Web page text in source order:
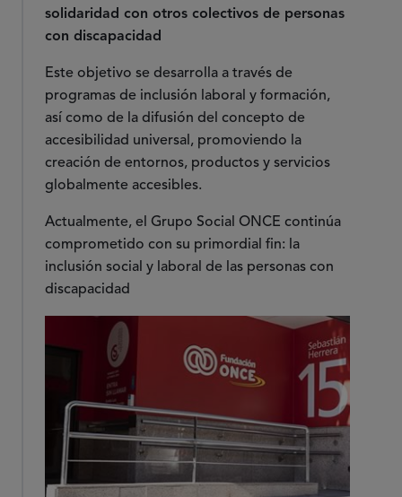
solidaridad con otros colectivos de personas
con discapacidad
Este objetivo se desarrolla a través de
programas de inclusión laboral y formación,
así como de la difusión del concepto de
accesibilidad universal, promoviendo la
creación de entornos, productos y servicios
globalmente accesibles.
Actualmente, el Grupo Social ONCE continúa
comprometido con su primordial fin: la
inclusión social y laboral de las personas con
discapacidad